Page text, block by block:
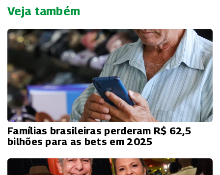
Veja também
Famílias brasileiras perderam R$ 62,5
bilhões para as bets em 2025